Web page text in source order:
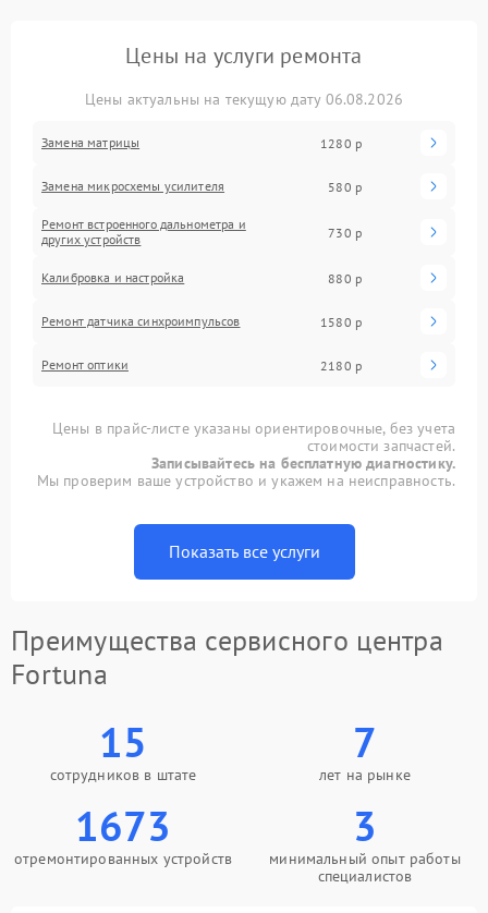
Цены на услуги ремонта
Цены актуальны на текущую дату 06.08.2026
Замена матрицы 1280 р
Замена микросхемы усилителя 580 р
Ремонт встроенного дальнометра и
других устройств
730 р
Калибровка и настройка 880 р
Ремонт датчика синхроимпульсов 1580 р
Ремонт оптики 2180 р
Цены в прайс-листе указаны ориентировочные, без учета
стоимости запчастей.
Записывайтесь на бесплатную диагностику.
Мы проверим ваше устройство и укажем на неисправность.
Показать все услуги
Преимущества сервисного центра
Fortuna
15
сотрудников в штате
7
лет на рынке
1673
отремонтированных устройств
3
минимальный опыт работы
специалистов